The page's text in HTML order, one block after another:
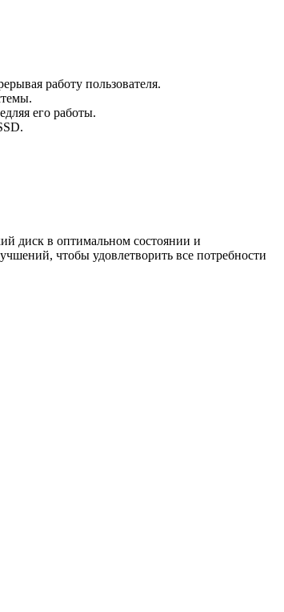
работу пользователя.
его работы.
диск в оптимальном состоянии и
чтобы удовлетворить все потребности